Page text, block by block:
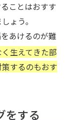
ことはおすす
ょう。
あけるのが難
生えてきた部
するのもおす
をする